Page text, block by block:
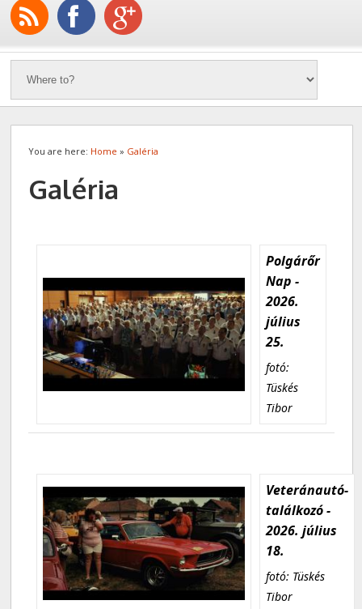
You are here: Home » Galéria
Galéria
Polgárőr
Nap -
2026.
július
25.
fotó:
Tüskés
Tibor
Veteránautó-
találkozó -
2026. július
18.
fotó: Tüskés
Tibor